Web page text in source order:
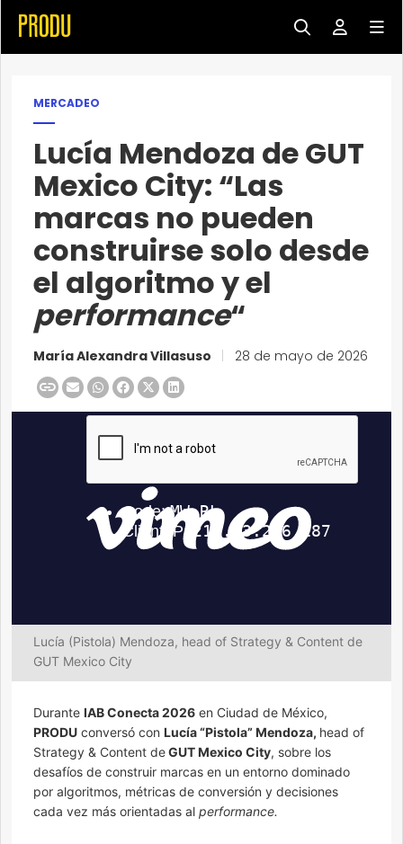
MERCADEO
Lucía Mendoza de GUT
Mexico City: “Las
marcas no pueden
construirse solo desde
el algoritmo y el
performance“
María Alexandra Villasuso 28 de mayo de 2026
Lucía (Pistola) Mendoza, head of Strategy & Content de
GUT Mexico City
Durante IAB Conecta 2026 en Ciudad de México,
PRODU conversó con Lucía “Pistola” Mendoza, head of
Strategy & Content deGUT Mexico City, sobre los
desafíos de construir marcas en un entorno dominado
por algoritmos, métricas de conversión y decisiones
cada vez más orientadas al performance.